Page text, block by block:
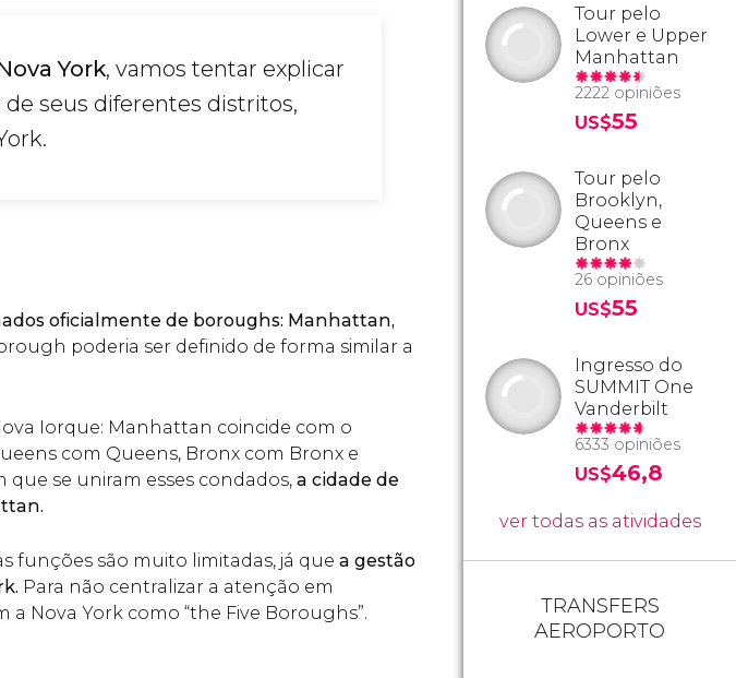
York, vamos tentar explicar
seus diferentes distritos,
oficialmente de boroughs: Manhattan,
poderia ser definido de forma similar a
Iorque: Manhattan coincide com o
com Queens, Bronx com Bronx e
que se uniram esses condados, a cidade de
funções são muito limitadas, já que a gestão
Para não centralizar a atenção em
Nova York como “the Five Boroughs”.
Tour pelo
Lower e Upper
Manhattan
2222 opiniões
US$55
Tour pelo
Brooklyn,
Queens e
Bronx
26 opiniões
US$55
Ingresso do
SUMMIT One
Vanderbilt
6333 opiniões
US$46,8
ver todas as atividades
TRANSFERS
AEROPORTO